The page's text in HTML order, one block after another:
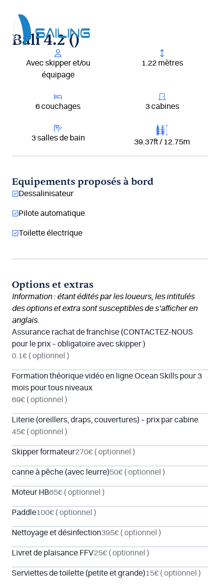
contenu
Bali 4.2 ()
Avec skipper et/ou
équipage
1.22 mètres
6 couchages 3 cabines
3 salles de bain 39.37ft / 12.75m
Equipements proposés à bord
Dessalinisateur
Pilote automatique
Toilette électrique
Options et extras
Information : étant édités par les loueurs, les intitulés
des options et extra sont susceptibles de s’afficher en
anglais.
Assurance rachat de franchise (CONTACTEZ-NOUS
pour le prix – obligatoire avec skipper )
0.1€ ( optionnel )
Formation théorique vidéo en ligne Ocean Skills pour 3
mois pour tous niveaux
69€ ( optionnel )
Literie (oreillers, draps, couvertures) – prix par cabine
45€ ( optionnel )
Skipper formateur270€ ( optionnel )
canne à pêche (avec leurre)50€ ( optionnel )
Moteur HB65€ ( optionnel )
Paddle100€ ( optionnel )
Nettoyage et désinfection395€ ( optionnel )
Livret de plaisance FFV25€ ( optionnel )
Serviettes de toilette (petite et grande)15€ ( optionnel )